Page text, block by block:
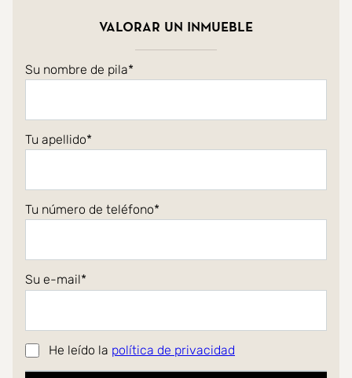
Valorar un inmueble
Su nombre de pila
Tu apellido
Tu número de teléfono
Su e-mail
He leído la política de privacidad